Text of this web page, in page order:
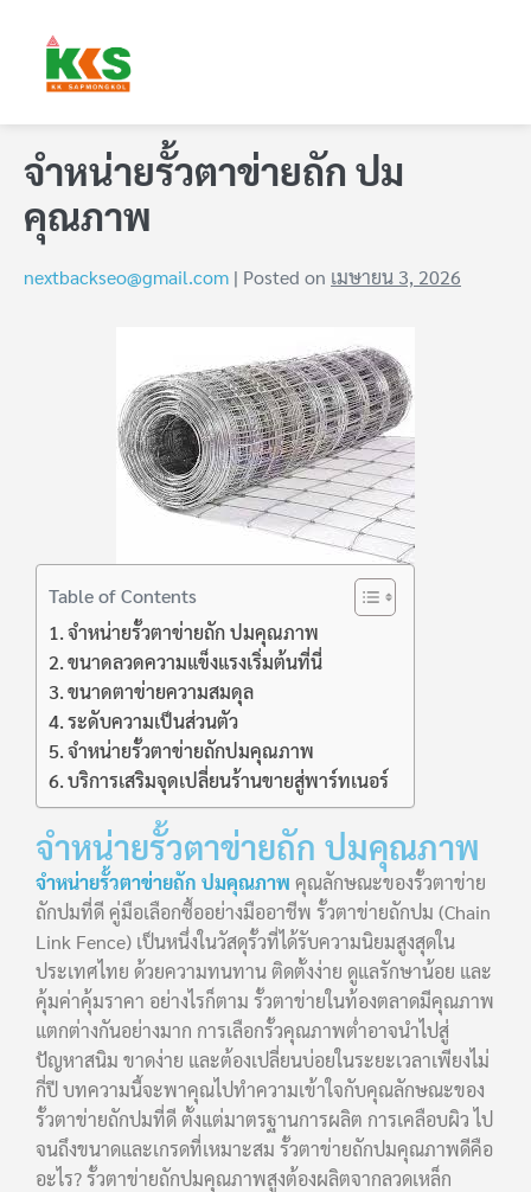
จำหน่ายรั้วตาข่ายถัก ปม
คุณภาพ
nextbackseo@gmail.com | Posted on เมษายน 3, 2026
Table of Contents
จำหน่ายรั้วตาข่ายถัก ปมคุณภาพ
ขนาดลวดความแข็งแรงเริ่มต้นที่นี่
ขนาดตาข่ายความสมดุล
ระดับความเป็นส่วนตัว
จำหน่ายรั้วตาข่ายถักปมคุณภาพ
บริการเสริมจุดเปลี่ยนร้านขายสู่พาร์ทเนอร์
จำหน่ายรั้วตาข่ายถัก ปมคุณภาพ
จำหน่ายรั้วตาข่ายถัก ปมคุณภาพ คุณลักษณะของรั้วตาข่าย
ถักปมที่ดี คู่มือเลือกซื้ออย่างมืออาชีพ รั้วตาข่ายถักปม (Chain
Link Fence) เป็นหนึ่งในวัสดุรั้วที่ได้รับความนิยมสูงสุดใน
ประเทศไทย ด้วยความทนทาน ติดตั้งง่าย ดูแลรักษาน้อย และ
คุ้มค่าคุ้มราคา อย่างไรก็ตาม รั้วตาข่ายในท้องตลาดมีคุณภาพ
แตกต่างกันอย่างมาก การเลือกรั้วคุณภาพต่ำอาจนำไปสู่
ปัญหาสนิม ขาดง่าย และต้องเปลี่ยนบ่อยในระยะเวลาเพียงไม่
กี่ปี บทความนี้จะพาคุณไปทำความเข้าใจกับคุณลักษณะของ
รั้วตาข่ายถักปมที่ดี ตั้งแต่มาตรฐานการผลิต การเคลือบผิว ไป
จนถึงขนาดและเกรดที่เหมาะสม รั้วตาข่ายถักปมคุณภาพดีคือ
อะไร? รั้วตาข่ายถักปมคุณภาพสูงต้องผลิตจากลวดเหล็ก